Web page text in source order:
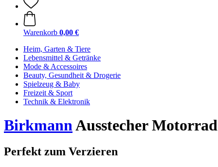
Warenkorb 0,00 €
Heim, Garten & Tiere
Lebensmittel & Getränke
Mode & Accessoires
Beauty, Gesundheit & Drogerie
Spielzeug & Baby
Freizeit & Sport
Technik & Elektronik
BirkmannAusstecher Motorrad
Perfekt zum Verzieren